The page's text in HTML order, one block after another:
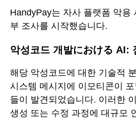
HandyPay는 자사 플랫폼 악용
부 조사를 시작했습니다.
악성코드 개발における AI:
해당 악성코드에 대한 기술적
시스템 메시지에 이모티콘이
들이 발견되었습니다. 이러한
생성 또는 수정 과정에 대규모